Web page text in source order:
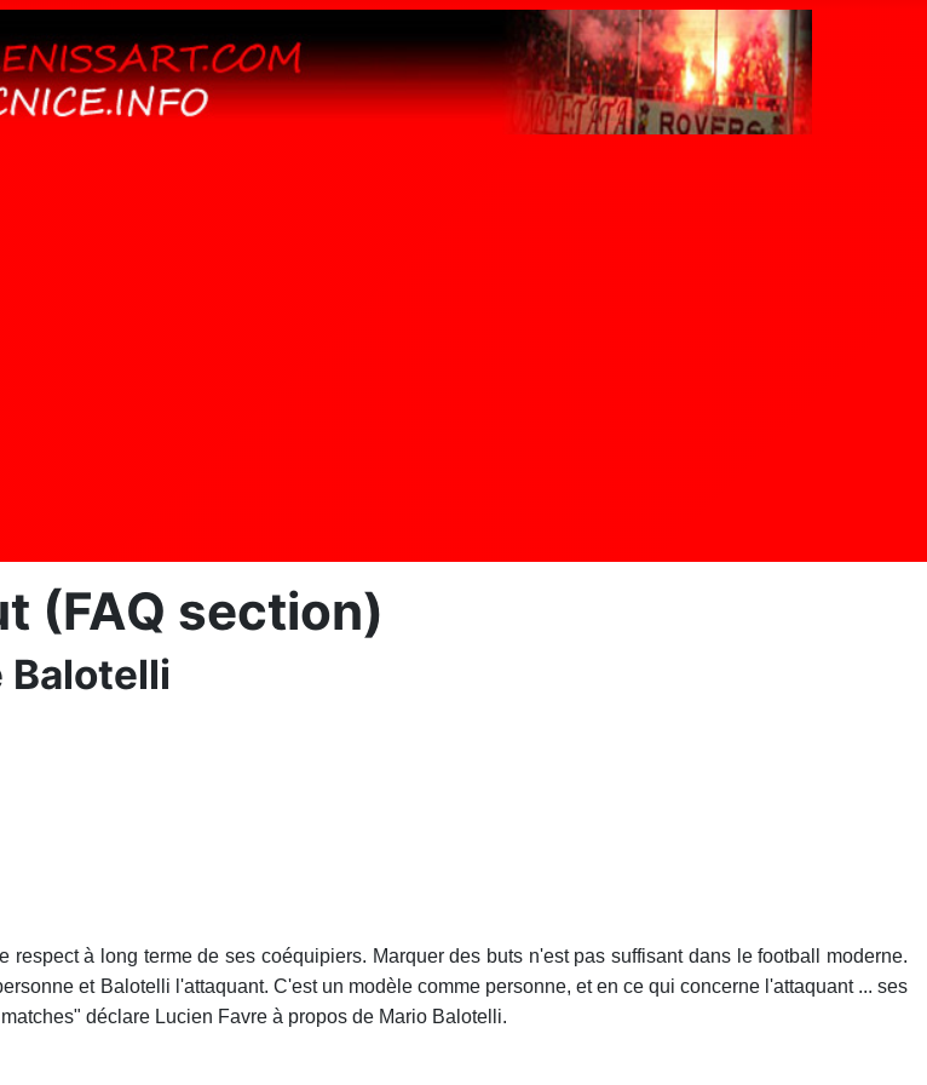
(FAQ section)
Balotelli
à long terme de ses coéquipiers. Marquer des buts n'est pas suffisant dans le football moderne.
et Balotelli l'attaquant. C'est un modèle comme personne, et en ce qui concerne l'attaquant ... ses
déclare Lucien Favre à propos de Mario Balotelli.